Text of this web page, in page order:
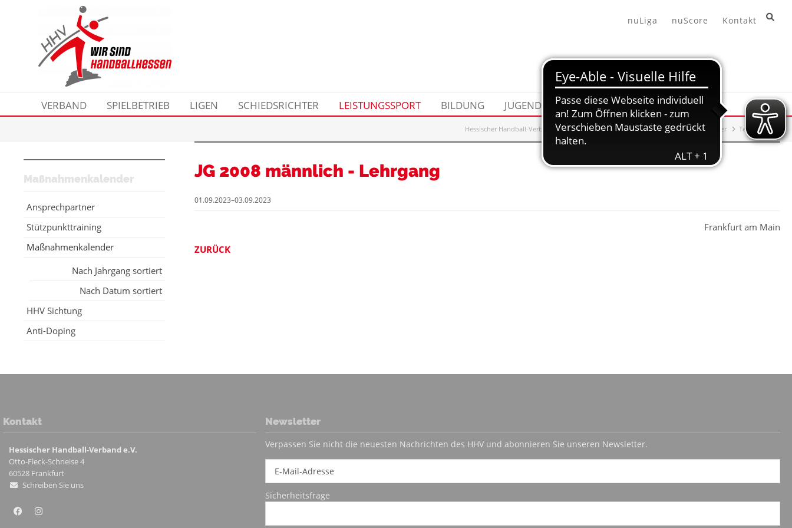
nuLiga nuScore Kontakt
VERBAND SPIELBETRIEB LIGEN SCHIEDSRICHTER LEISTUNGSSPORT BILDUNG JUGEND HANDBALL360
Hessischer Handball-Verband Leistungssport Training Maßnahmenkalender Termindetails
Maßnahmenkalender
Ansprechpartner
Stützpunkttraining
Maßnahmenkalender
Nach Jahrgang sortiert
Nach Datum sortiert
HHV Sichtung
Anti-Doping
JG 2008 männlich - Lehrgang
01.09.2023–03.09.2023
Frankfurt am Main
ZURÜCK
Kontakt
Hessischer Handball-Verband e.V.
Otto-Fleck-Schneise 4
60528 Frankfurt
Schreiben Sie uns
Newsletter
Verpassen Sie nicht die neuesten Nachrichten des HHV und abonnieren Sie unseren Newsletter.
Sicherheitsfrage